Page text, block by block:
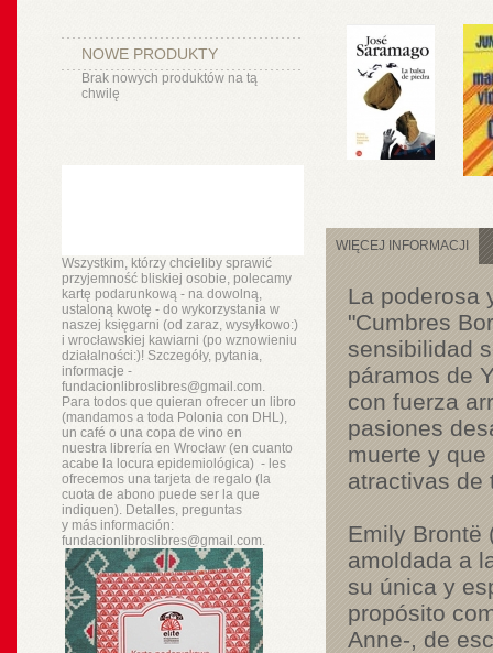
NOWE PRODUKTY
Brak nowych produktów na tą
chwilę
Wszystkim, którzy chcieliby sprawić
przyjemność bliskiej osobie, polecamy
kartę podarunkową - na dowolną,
ustaloną kwotę - do wykorzystania w
naszej księgarni (od zaraz, wysyłkowo:)
i wrocławskiej kawiarni (po wznowieniu
działalności:)! Szczegóły, pytania,
informacje -
fundacionlibroslibres@gmail.com.
Para todos que quieran ofrecer un libro
(mandamos a toda Polonia con DHL),
un café o una copa de vino en
nuestra libreríaen Wrocław (en cuanto
acabe la locura epidemiológica) - les
ofrecemos una tarjeta de regalo (la
cuota de abono puede ser la que
indiquen). Detalles, preguntas
y másinformación:
fundacionlibroslibres@gmail.com.
WIĘCEJ INFORMACJI
La poderosa
"Cumbres
sensibilidad
páramos de
con fuerza
pasiones
muerte y
atractivas de
Emily Brontë
amoldada a
su única y
propósito
Anne-, de